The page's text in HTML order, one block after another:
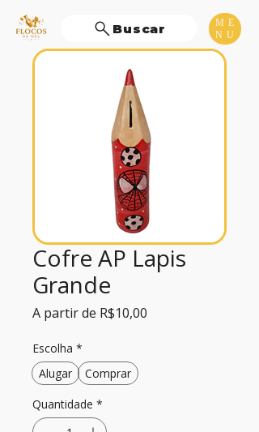
ME
NU
Buscar
Cofre AP Lapis
Grande
A partir de R$10,00
Escolha *
Alugar
Comprar
Quantidade *